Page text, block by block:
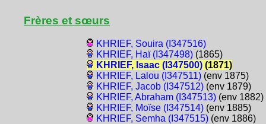
Frères et sœurs
KHRIEF, Souira (I347516)
KHRIEF, Haï (I347498)(1865)
KHRIEF, Isaac (I347500)(1871)
KHRIEF, Lalou (I347511)(env 1875)
KHRIEF, Jacob (I347512)(env 1879)
KHRIEF, Abraham (I347513)(env 1882)
KHRIEF, Moïse (I347514)(env 1885)
KHRIEF, Semha (I347515)(env 1886)